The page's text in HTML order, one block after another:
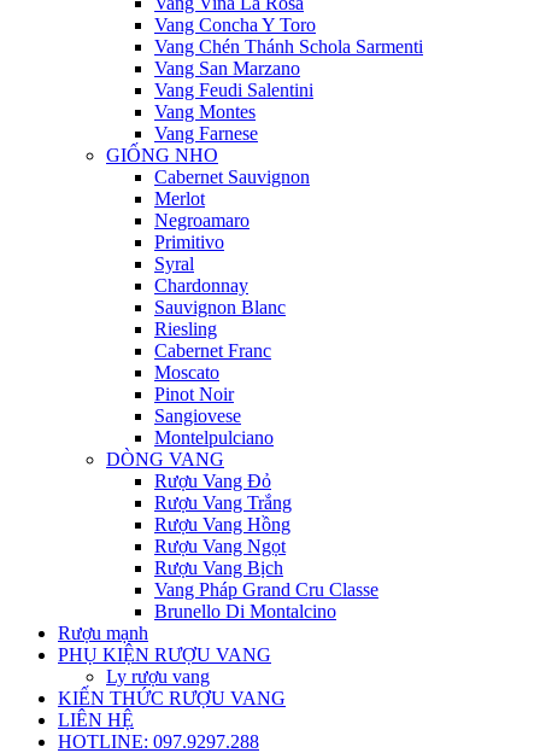
Vang Concha Y Toro
Vang Chén Thánh Schola Sarmenti
Vang San Marzano
Vang Feudi Salentini
Vang Montes
Vang Farnese
GIỐNG NHO
Cabernet Sauvignon
Merlot
Negroamaro
Primitivo
Syral
Chardonnay
Sauvignon Blanc
Riesling
Cabernet Franc
Moscato
Pinot Noir
Sangiovese
Montelpulciano
DÒNG VANG
Rượu Vang Đỏ
Rượu Vang Trắng
Rượu Vang Hồng
Rượu Vang Ngọt
Rượu Vang Bịch
Vang Pháp Grand Cru Classe
Brunello Di Montalcino
Rượu mạnh
PHỤ KIỆN RƯỢU VANG
Ly rượu vang
KIẾN THỨC RƯỢU VANG
LIÊN HỆ
HOTLINE: 097.9297.288